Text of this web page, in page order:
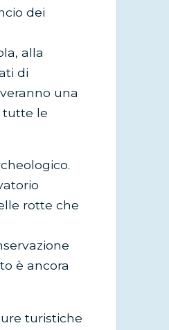
dei
alla
di
una
tutte le
rotte che
è ancora
turistiche